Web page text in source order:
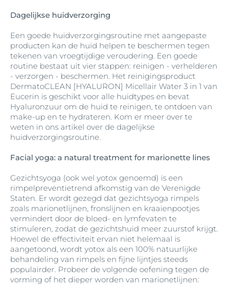
Dagelijkse huidverzorging
Een goede huidverzorgingsroutine met aangepaste
producten kan de huid helpen te beschermen tegen
tekenen van vroegtijdige veroudering. Een goede
routine bestaat uit vier stappen: reinigen - verhelderen
- verzorgen - beschermen. Het reinigingsproduct
DermatoCLEAN [HYALURON] Micellair Water 3 in 1 van
Eucerin is geschikt voor alle huidtypes en bevat
Hyaluronzuur om de huid te reinigen, te ontdoen van
make-up en te hydrateren. Kom er meer over te
weten in ons artikel over de dagelijkse
huidverzorgingsroutine.
Facial yoga: a natural treatment for marionette lines
Gezichtsyoga (ook wel yotox genoemd) is een
rimpelpreventietrend afkomstig van de Verenigde
Staten. Er wordt gezegd dat gezichtsyoga rimpels
zoals marionetlijnen, fronslijnen en kraaienpootjes
vermindert door de bloed- en lymfevaten te
stimuleren, zodat de gezichtshuid meer zuurstof krijgt.
Hoewel de effectiviteit ervan niet helemaal is
aangetoond, wordt yotox als een 100% natuurlijke
behandeling van rimpels en fijne lijntjes steeds
populairder. Probeer de volgende oefening tegen de
vorming of het dieper worden van marionetlijnen: